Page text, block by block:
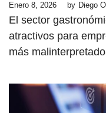
Enero 8, 2026 by Diego
El sector
atractivos para
más